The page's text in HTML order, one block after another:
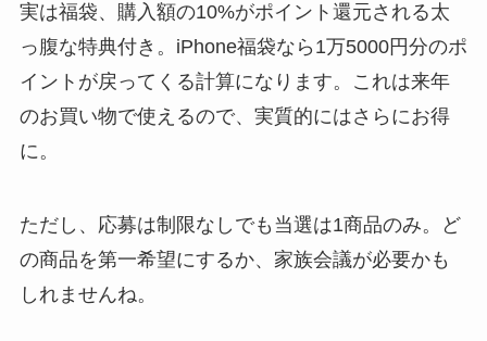
実は福袋、購入額の10%がポイント還元される太
っ腹な特典付き。iPhone福袋なら1万5000円分のポ
イントが戻ってくる計算になります。これは来年
のお買い物で使えるので、実質的にはさらにお得
に。
ただし、応募は制限なしでも当選は1商品のみ。ど
の商品を第一希望にするか、家族会議が必要かも
しれませんね。